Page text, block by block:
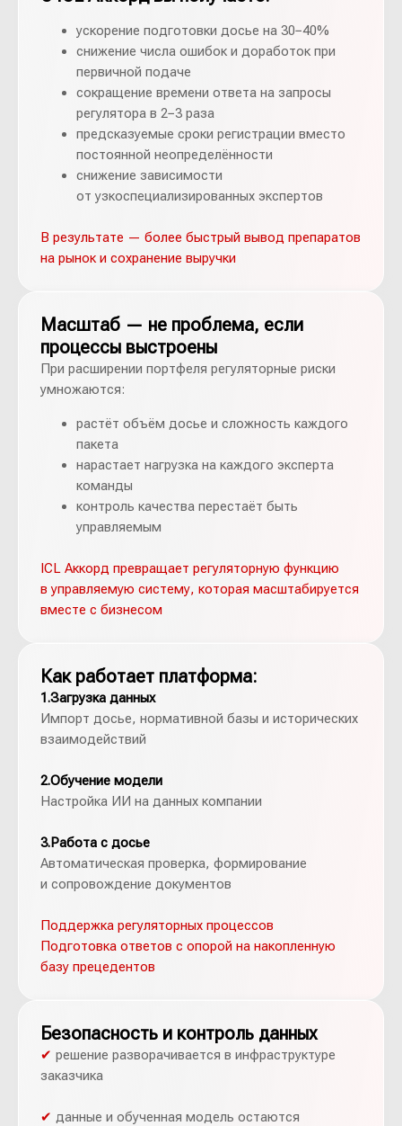
ускорение подготовки досье на 30−40%
снижение числа ошибок и доработок при
первичной подаче
сокращение времени ответа на запросы
регулятора в 2−3 раза
предсказуемые сроки регистрации вместо
постоянной неопределённости
снижение зависимости
от узкоспециализированных экспертов
В результате — более быстрый вывод препаратов
на рынок и сохранение выручки
Масштаб — не проблема, если
процессы выстроены
При расширении портфеля регуляторные риски
умножаются:
растёт объём досье и сложность каждого
пакета
нарастает нагрузка на каждого эксперта
команды
контроль качества перестаёт быть
управляемым
ICL Аккорд превращает регуляторную функцию
в управляемую систему, которая масштабируется
вместе с бизнесом
Как работает платформа:
1.Загрузка данных
Импорт досье, нормативной базы и исторических
взаимодействий
2.Обучение модели
Настройка ИИ на данных компании
3.Работа с досье
Автоматическая проверка, формирование
и сопровождение документов
Поддержка регуляторных процессов
Подготовка ответов с опорой на накопленную
базу прецедентов
Безопасность и контроль данных
✔ решение разворачивается в инфраструктуре
заказчика
✔ данные и обученная модель остаются